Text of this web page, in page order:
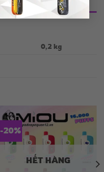
0,2 kg
-20%
HẾT HÀNG